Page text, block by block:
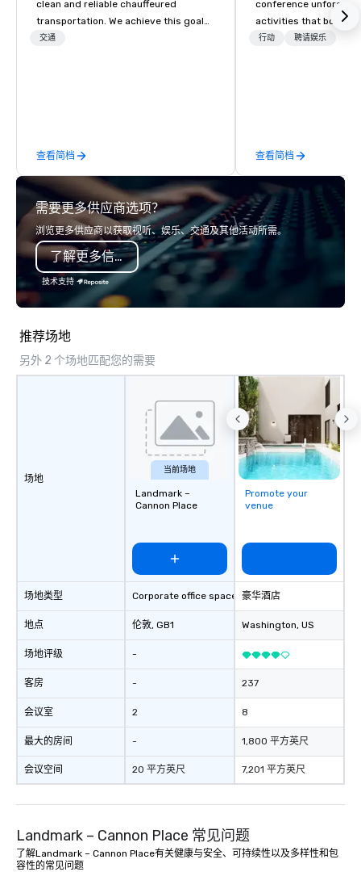
clean and reliable chauffeured
transportation. We achieve this goal
with highly trained chauffeurs, the
late model luxury vehicles to the
highly experienced and professional
team of chauffeurs and support staff;
you will know quality when you travel
with La Costa Limousine.
交通
查看简档
conference
activities that boost
lower carbon
行动 聘请娱乐
查看简档
需要更多供应商选项？
浏览更多供应商以获取视听、娱乐、交通及其他活动所需。
了解更多信息
技术支持
推荐场地
另外 2 个场地匹配您的需要
场地
场地类型
地点
场地评级
客房
会议室
最大的房间
会议空间
当前场地
Landmark –
Cannon Place
Corporate office space
伦敦, GB1
-
-
2
-
20 平方英尺
Promote your
venue
豪华酒店
Washington, US
237
8
1,800 平方英尺
7,201 平方英尺
Landmark – Cannon Place 常见问题
了解Landmark – Cannon Place有关健康与安全、可持续性以及多样性和包
容性的常见问题